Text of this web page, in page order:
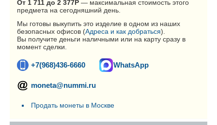
От 1 711 до 2 377Р — максимальная стоимость этого
предмета на сегодняшний день.
Мы готовы выкупить это изделие в одном из наших
безопасных офисов (Адреса и как добраться).
Вы получите деньги наличными или на карту сразу в
момент сделки.
+7(968)436-6660 WhatsApp
moneta@nummi.ru
Продать монеты в Москве